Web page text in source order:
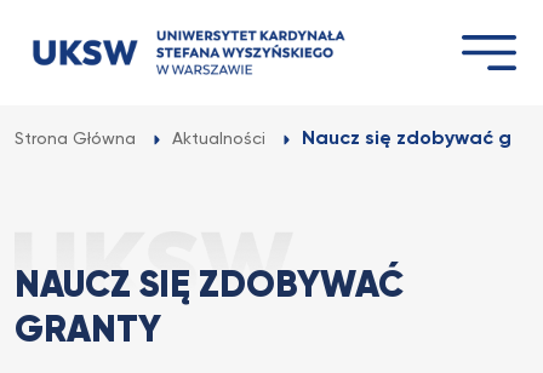
Strona Główna Aktualności Naucz się zdobywać
NAUCZ SIĘ ZDOBYWAĆ
GRANTY